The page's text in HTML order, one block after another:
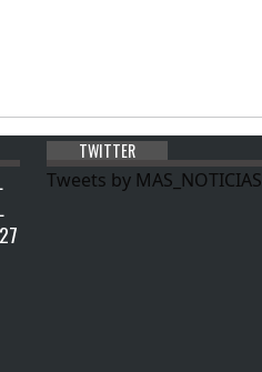
TWITTER
Tweets by MAS_NOTICIAS